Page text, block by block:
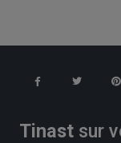
Tinast sur